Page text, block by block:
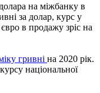
на міжбанку в
за долар, курс у
в продажу зріс на
гривні на 2020 рік.
національної